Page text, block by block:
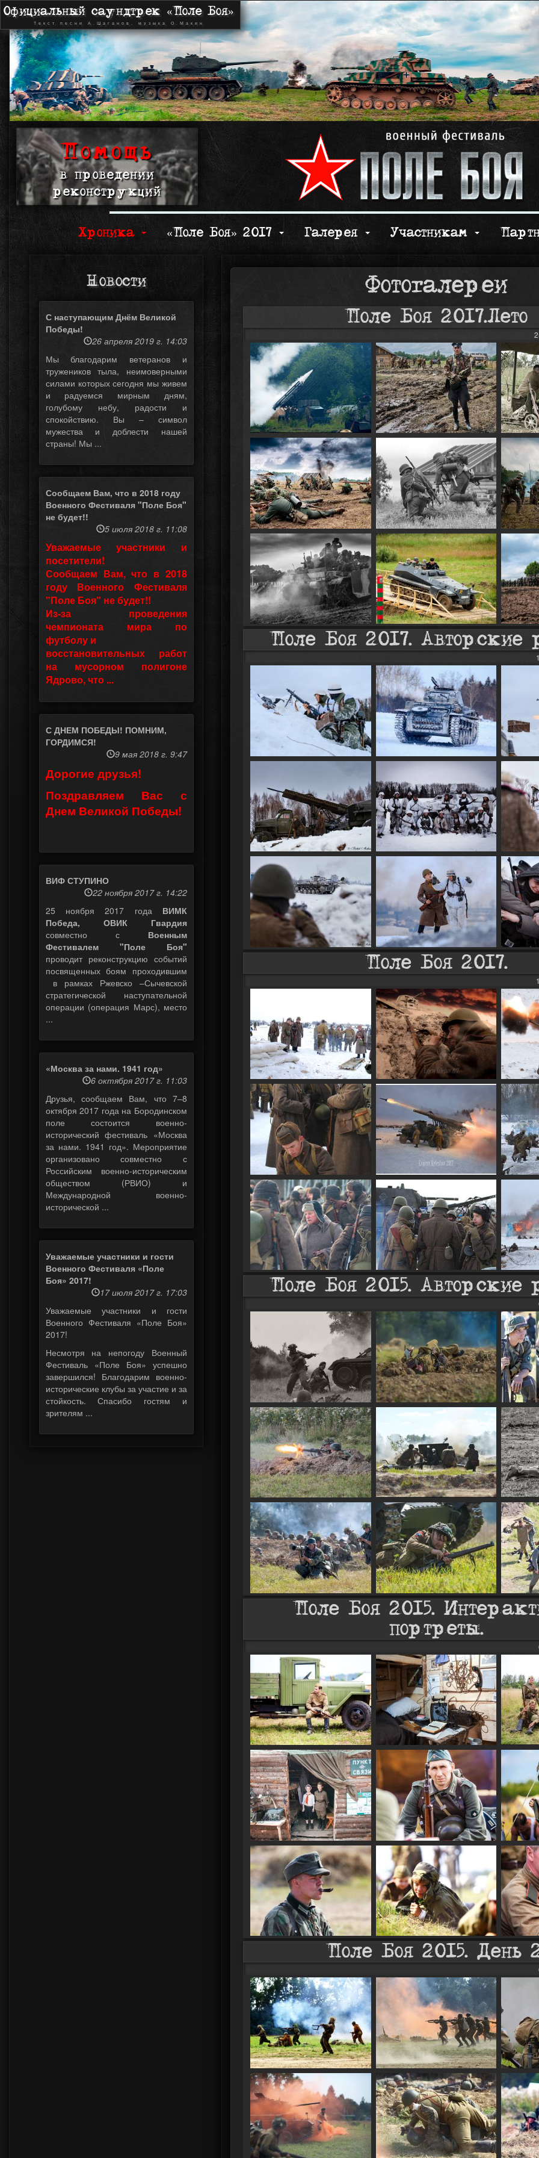
Официальный саундтрек «Поле Боя»
Текст песни А.Шаганов, музыка О.Макин
Помощь
в проведении
реконструкций
Хроника «Поле Боя» 2017 Галерея Участникам
Фотогалереи
Поле Боя 2017.Лето
Поле Боя 2017. Авторские
Поле Боя 2017.
Поле Боя 2015. Авторские
Поле Боя 2015.
портреты.
Поле Боя 2015. День
Новости
С наступающим Днём Великой
Победы!
26 апреля 2019 г. 14:03
Мы благодарим ветеранов и
тружеников тыла, неимоверными
силами которых сегодня мы живем
и радуемся мирным дням,
голубому небу, радости и
спокойствию. Вы – символ
мужества и доблести нашей
страны! Мы ...
Сообщаем Вам, что в 2018 году
Военного Фестиваля "Поле Боя"
не будет!!
5 июля 2018 г. 11:08
Уважаемые участники и
посетители!
Сообщаем Вам, что в 2018
году Военного Фестиваля
"Поле Боя" не будет!!
Из-за проведения
чемпионата мира по
футболу и
восстановительных работ
на мусорном полигоне
Ядрово, что ...
С ДНЕМ ПОБЕДЫ! ПОМНИМ,
ГОРДИМСЯ!
9 мая 2018 г. 9:47
Дорогие друзья!
Поздравляем Вас с
Днем Великой Победы!
ВИФ СТУПИНО
22 ноября 2017 г. 14:22
25 ноября 2017 года ВИМК
Победа, ОВИК Гвардия
совместно с Военным
Фестивалем "Поле Боя"
проводит реконструкцию событий
посвященных боям проходившим
в рамках Ржевско –Сычевской
стратегической наступательной
операции (операция Марс), место
...
«Москва за нами. 1941 год»
6 октября 2017 г. 11:03
Друзья, сообщаем Вам, что 7–8
октября 2017 года на Бородинском
поле состоится военно-
исторический фестиваль «Москва
за нами. 1941 год». Мероприятие
организовано совместно с
Российским военно-историческим
обществом (РВИО) и
Международной военно-
исторической ...
Уважаемые участники и гости
Военного Фестиваля «Поле
Боя» 2017!
17 июля 2017 г. 17:03
Уважаемые участники и гости
Военного Фестиваля «Поле Боя»
2017!
Несмотря на непогоду Военный
Фестиваль «Поле Боя» успешно
завершился! Благодарим военно-
исторические клубы за участие и за
стойкость. Спасибо гостям и
зрителям ...